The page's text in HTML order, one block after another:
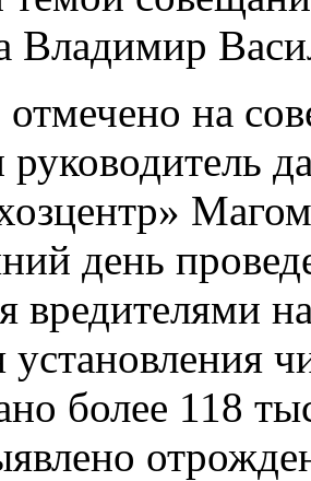
Владимир
на
руководитель
день
вредителями
установления
более 118